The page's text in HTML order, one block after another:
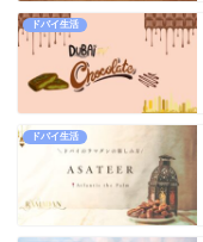
ドバイ生活
ドバイ生活